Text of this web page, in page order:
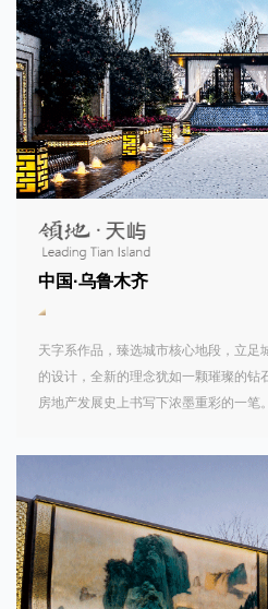
中国·乌鲁木齐
天字系作品，臻选城市核心地段，立足
的设计，全新的理念犹如一颗璀璨的钻
房地产发展史上书写下浓墨重彩的一笔。